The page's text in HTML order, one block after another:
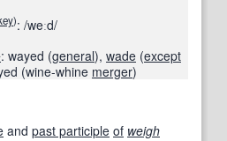
): /weːd/
: wayed (general), wade (except
(wine-whine merger)
and past participle of weigh